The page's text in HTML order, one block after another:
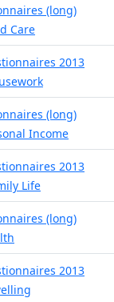
(long)
Care
2013
(long)
Income
2013
Life
(long)
2013